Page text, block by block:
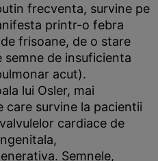
frecventa, survine pe
printr-o febra
frisoane, de o stare
semne de insuficienta
acut).
lui Osler, mai
survine la pacientii
cardiace de
Semnele,